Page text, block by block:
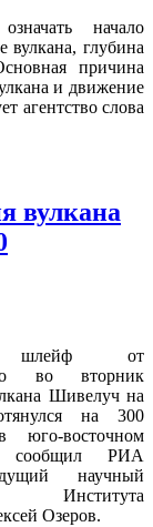
начало
глубина
причина
и движение
агентство слова
вулкана
шлейф от
во вторник
Шивелуч на
на 300
юго-восточном
сообщил РИА
научный
Института
Озеров.